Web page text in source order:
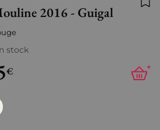
2016 - Guigal
stock
€ +